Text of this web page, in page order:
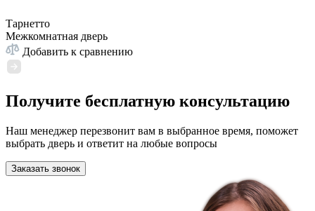
Тарнетто
Межкомнатная дверь
Добавить к сравнению
Получите бесплатную консультацию
Наш менеджер перезвонит вам в выбранное время, поможет
выбрать дверь и ответит на любые вопросы
Заказать звонок